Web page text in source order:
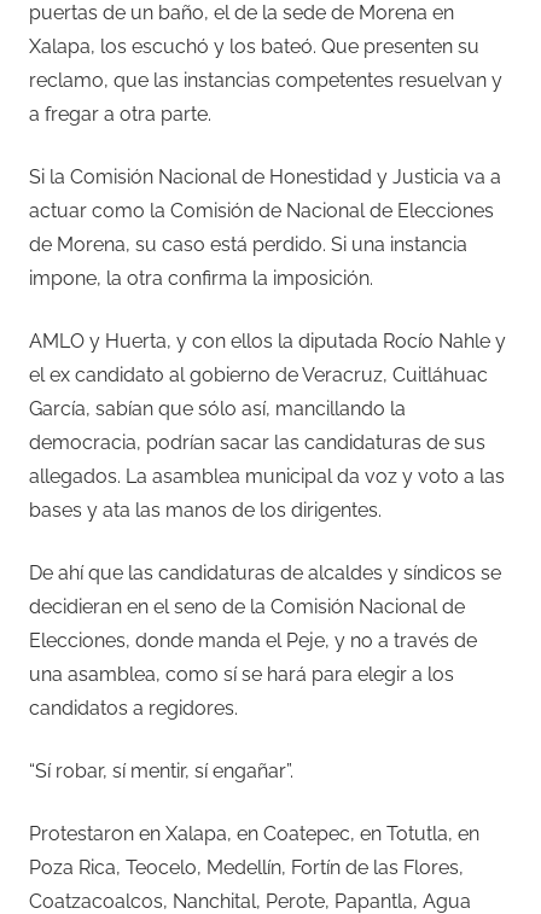
puertas de un baño, el de la sede de Morena en
Xalapa, los escuchó y los bateó. Que presenten su
reclamo, que las instancias competentes resuelvan y
a fregar a otra parte.
Si la Comisión Nacional de Honestidad y Justicia va a
actuar como la Comisión de Nacional de Elecciones
de Morena, su caso está perdido. Si una instancia
impone, la otra confirma la imposición.
AMLO y Huerta, y con ellos la diputada Rocío Nahle y
el ex candidato al gobierno de Veracruz, Cuitláhuac
García, sabían que sólo así, mancillando la
democracia, podrían sacar las candidaturas de sus
allegados. La asamblea municipal da voz y voto a las
bases y ata las manos de los dirigentes.
De ahí que las candidaturas de alcaldes y síndicos se
decidieran en el seno de la Comisión Nacional de
Elecciones, donde manda el Peje, y no a través de
una asamblea, como sí se hará para elegir a los
candidatos a regidores.
“Sí robar, sí mentir, sí engañar”.
Protestaron en Xalapa, en Coatepec, en Totutla, en
Poza Rica, Teocelo, Medellín, Fortín de las Flores,
Coatzacoalcos, Nanchital, Perote, Papantla, Agua